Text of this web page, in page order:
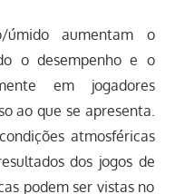
úmido aumentam o
o desempenho e o
em jogadores
ao que se apresenta.
atmosféricas
dos jogos de
podem ser vistas no